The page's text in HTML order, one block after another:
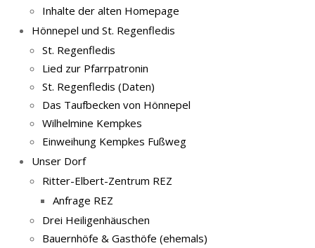
Inhalte der alten Homepage
Hönnepel und St. Regenfledis
St. Regenfledis
Lied zur Pfarrpatronin
St. Regenfledis (Daten)
Das Taufbecken von Hönnepel
Wilhelmine Kempkes
Einweihung Kempkes Fußweg
Unser Dorf
Ritter-Elbert-Zentrum REZ
Anfrage REZ
Drei Heiligenhäuschen
Bauernhöfe & Gasthöfe (ehemals)